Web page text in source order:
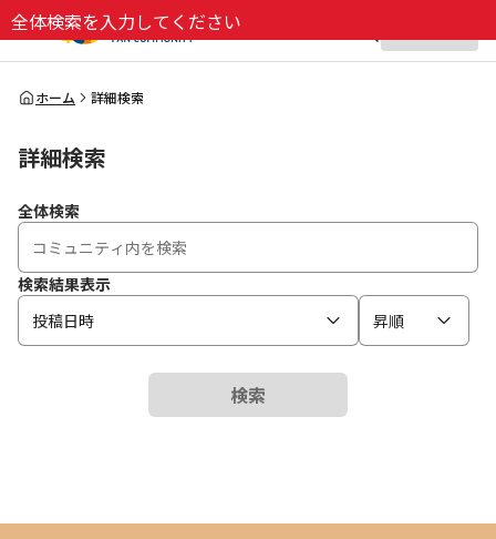
全体検索を入力してください
全体検索
ホーム 詳細検索
詳細検索
全体検索
検索結果表示
投稿日時
昇順
検索